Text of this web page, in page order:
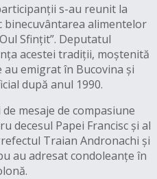
s-au reunit la
binecuvântarea alimentelor
Sfințit”. Deputatul
acestei tradiții, moștenită
emigrat în Bucovina și
după anul 1990.
mesaje de compasiune
decesul Papei Francisc și al
Traian Andronachi și
au adresat condoleanțe în